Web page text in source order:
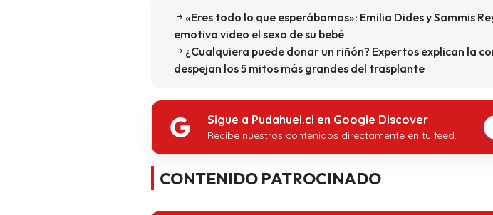
«Eres todo lo que esperábamos»: Emilia Dides y Sammis
emotivo video el sexo de su bebé
¿Cualquiera puede donar un riñón? Expertos explican la
despejan los 5 mitos más grandes del trasplante
Sigue a Pudahuel.cl en Google Discover
Recibe nuestros contenidos directamente en tu feed.
CONTENIDO PATROCINADO